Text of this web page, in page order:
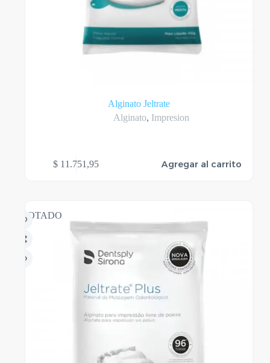
Alginato Jeltrate
Alginato, Impresion
$ 11.751,95 Agregar al carrito
AGOTADO